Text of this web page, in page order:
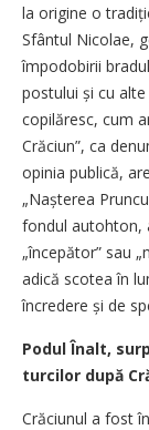
la origine o
Sfântul Nicolae,
împodobirii
postului și cu
copilăresc, cum
Crăciun”, ca
opinia publică,
„Nașterea
fondul autohton,
„începător” sau
adică scotea în
încredere și de
Podul Înalt,
turcilor după
Crăciunul a fost